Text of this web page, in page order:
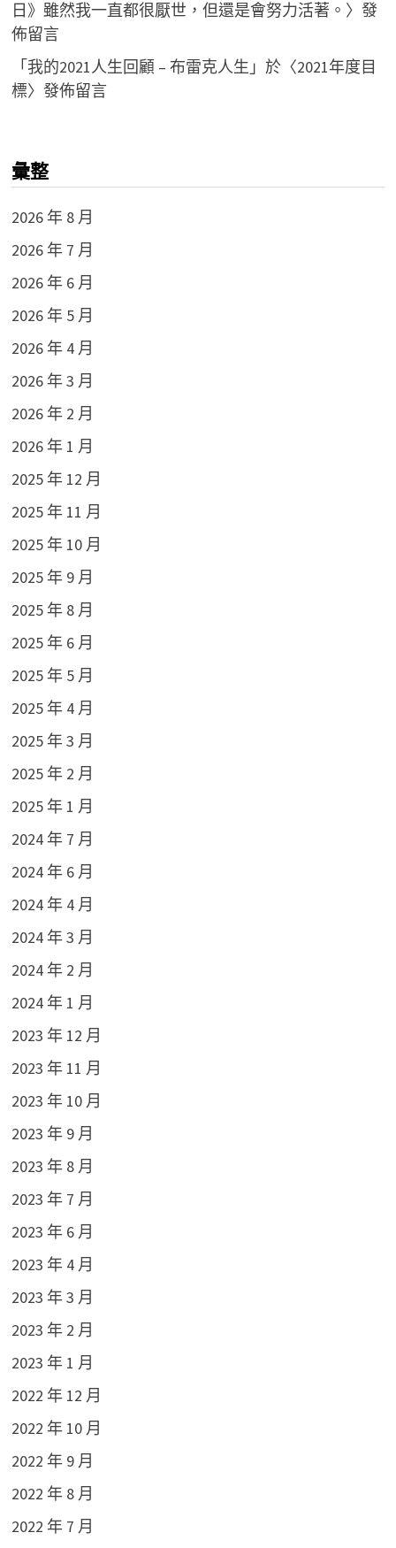
日》雖然我一直都很厭世，但還是會努力活著。 〉發
佈留言
「我的2021人生回顧 – 布雷克人生 」於〈2021年度目
標〉發佈留言
彙整
2026 年 8 月
2026 年 7 月
2026 年 6 月
2026 年 5 月
2026 年 4 月
2026 年 3 月
2026 年 2 月
2026 年 1 月
2025 年 12 月
2025 年 11 月
2025 年 10 月
2025 年 9 月
2025 年 8 月
2025 年 6 月
2025 年 5 月
2025 年 4 月
2025 年 3 月
2025 年 2 月
2025 年 1 月
2024 年 7 月
2024 年 6 月
2024 年 4 月
2024 年 3 月
2024 年 2 月
2024 年 1 月
2023 年 12 月
2023 年 11 月
2023 年 10 月
2023 年 9 月
2023 年 8 月
2023 年 7 月
2023 年 6 月
2023 年 4 月
2023 年 3 月
2023 年 2 月
2023 年 1 月
2022 年 12 月
2022 年 10 月
2022 年 9 月
2022 年 8 月
2022 年 7 月